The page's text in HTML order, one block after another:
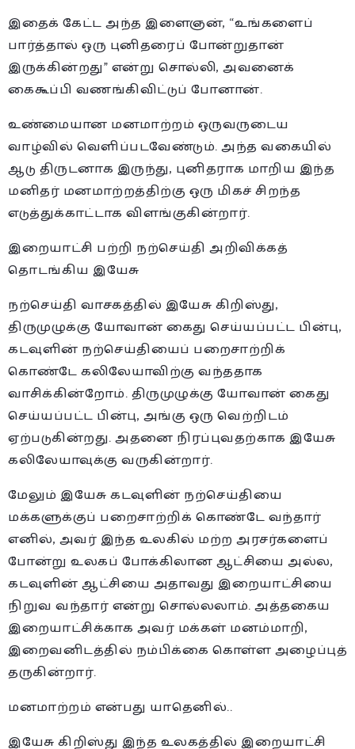
இதைக் கேட்ட அந்த இளைஞன், “உங்களைப்
பார்த்தால் ஒரு புனிதரைப் போன்றுதான்
இருக்கின்றது” என்று சொல்லி, அவனைக்
கைகூப்பி வணங்கிவிட்டுப் போனான்.
உண்மையான மனமாற்றம் ஒருவருடைய
வாழ்வில் வெளிப்படவேண்டும். அந்த வகையில்
ஆடு திருடனாக இருந்து, புனிதராக மாறிய இந்த
மனிதர் மனமாற்றத்திற்கு ஒரு மிகச் சிறந்த
எடுத்துக்காட்டாக விளங்குகின்றார்.
இறையாட்சி பற்றி நற்செய்தி அறிவிக்கத்
தொடங்கிய இயேசு
நற்செய்தி வாசகத்தில் இயேசு கிறிஸ்து,
திருமுழுக்கு யோவான் கைது செய்யப்பட்ட பின்பு,
கடவுளின் நற்செய்தியைப் பறைசாற்றிக்
கொண்டே கலிலேயாவிற்கு வந்ததாக
வாசிக்கின்றோம். திருமுழுக்கு யோவான் கைது
செய்யப்பட்ட பின்பு, அங்கு ஒரு வெற்றிடம்
ஏற்படுகின்றது. அதனை நிரப்புவதற்காக இயேசு
கலிலேயாவுக்கு வருகின்றார்.
மேலும் இயேசு கடவுளின் நற்செய்தியை
மக்களுக்குப் பறைசாற்றிக் கொண்டே வந்தார்
எனில், அவர் இந்த உலகில் மற்ற அரசர்களைப்
போன்று உலகப் போக்கிலான ஆட்சியை அல்ல,
கடவுளின் ஆட்சியை அதாவது இறையாட்சியை
நிறுவ வந்தார் என்று சொல்லலாம். அத்தகைய
இறையாட்சிக்காக அவர் மக்கள் மனம்மாறி,
இறைவனிடத்தில் நம்பிக்கை கொள்ள அழைப்புத்
தருகின்றார்.
மனமாற்றம் என்பது யாதெனில்..
இயேசு கிறிஸ்து இந்த உலகத்தில் இறையாட்சி